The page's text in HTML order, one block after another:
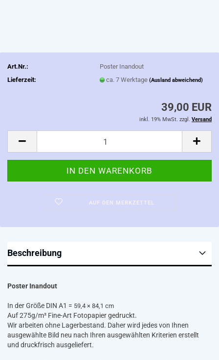
Art.Nr.:
Poster Inandout
Lieferzeit:
ca. 7 Werktage(Ausland abweichend)
39,00 EUR
inkl. 19% MwSt. zzgl. Versand
AUF DEN MERKZETTEL
Beschreibung
Poster Inandout
In der Größe DIN A1 = 59,4 × 84,1 cm
Auf 275g/m² Fine-Art Fotopapier gedruckt.
Wir arbeiten ohne Lagerbestand. Daher wird jedes von Ihnen
ausgewählte Bild neu nach Ihren ausgewählten Kriterien erstellt
und druckfrisch ausgeliefert.